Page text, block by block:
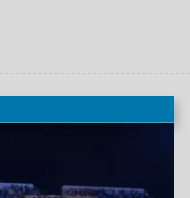
asistir mañana de
Martearena,
enfrentarán a